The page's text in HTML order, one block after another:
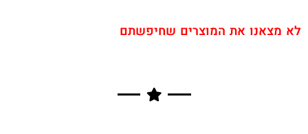
לא מצאנו את המוצרים שחיפשתם